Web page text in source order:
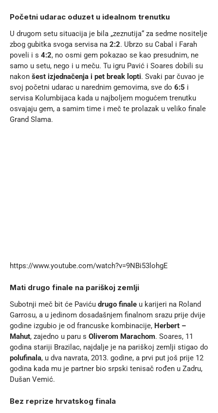
Početni udarac oduzet u idealnom trenutku
U drugom setu situacija je bila „zeznutija“ za sedme nositelje
zbog gubitka svoga servisa na 2:2. Ubrzo su Cabal i Farah
poveli i s 4:2, no osmi gem pokazao se kao presudnim, ne
samo u setu, nego i u meču. Tu igru Pavić i Soares dobili su
nakon šest izjednačenja i pet break lopti. Svaki par čuvao je
svoj početni udarac u narednim gemovima, sve do 6:5 i
servisa Kolumbijaca kada u najboljem mogućem trenutku
osvajaju gem, a samim time i meč te prolazak u veliko finale
Grand Slama.
https://www.youtube.com/watch?v=9NBi53lohgE
Mati drugo finale na pariškoj zemlji
Subotnji meč bit će Paviću drugo finale u karijeri na Roland
Garrosu, a u jedinom dosadašnjem finalnom srazu prije dvije
godine izgubio je od francuske kombinacije, Herbert –
Mahut, zajedno u paru s Oliverom Marachom. Soares, 11
godina stariji Brazilac, najdalje je na pariškoj zemlji stigao do
polufinala, u dva navrata, 2013. godine, a prvi put još prije 12
godina kada mu je partner bio srpski tenisač rođen u Zadru,
Dušan Vemić.
Bez reprize hrvatskog finala